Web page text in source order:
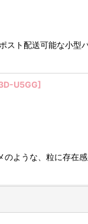
スト配送可能な小
U5GG]
ような、粒に存